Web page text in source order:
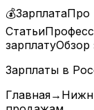
💰ЗарплатаПро
Статьи
зарплатуОбзор
Зарплаты в
Главная→